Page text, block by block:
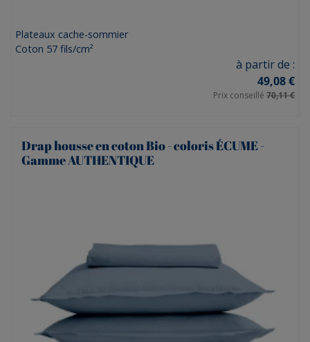
Plateaux cache-sommier
Coton 57 fils/cm²
à partir de :
49,08 €
Prix conseillé 70,11 €
Drap housse en coton Bio - coloris ÉCUME -
Gamme AUTHENTIQUE